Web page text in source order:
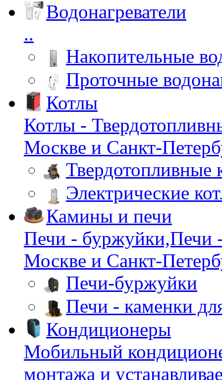
Водонагреватели
..
Накопительные
Проточные
Котлы
Котлы -
Москве и Санкт-
Твердотопливные
Электрические
Камины и печи
Печи - буржуйки,Печи
Москве и Санкт-
Печи-буржуйки
Печи - каменки
Кондиционеры
Мобильный
монтажа и